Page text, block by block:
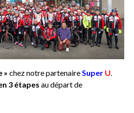
» chez notre partenaire Super U
3 étapes au départ de